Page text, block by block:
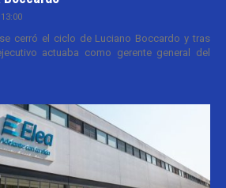
cerró el ciclo de Luciano Boccardo y tras
actuaba como gerente general del